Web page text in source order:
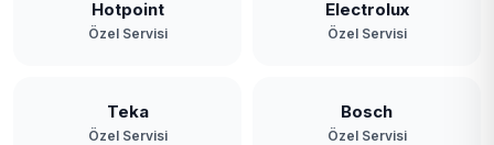
Hotpoint
Özel Servisi
Electrolux
Özel Servisi
Teka
Özel Servisi
Bosch
Özel Servisi